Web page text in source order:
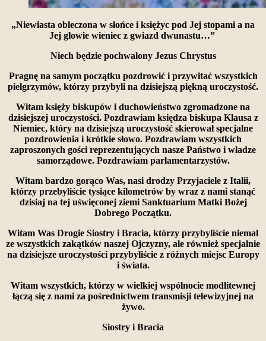
„Niewiasta obleczona w słońce i księżyc pod Jej stopami a na
Jej głowie wieniec z gwiazd dwunastu…”
Niech będzie pochwalony Jezus Chrystus
Pragnę na samym początku pozdrowić i przywitać wszystkich
pielgrzymów, którzy przybyli na dzisiejszą piękną uroczystość.
Witam księży biskupów i duchowieństwo zgromadzone na
dzisiejszej uroczystości. Pozdrawiam księdza biskupa Klausa z
Niemiec, który na dzisiejszą uroczystość skierował specjalne
pozdrowienia i krótkie słowo. Pozdrawiam wszystkich
zaproszonych gości reprezentujących nasze Państwo i władze
samorządowe. Pozdrawiam parlamentarzystów.
Witam bardzo gorąco Was, nasi drodzy Przyjaciele z Italii,
którzy przebyliście tysiące kilometrów by wraz z nami stanąć
dzisiaj na tej uświęconej ziemi Sanktuarium Matki Bożej
Dobrego Początku.
Witam Was Drogie Siostry i Bracia, którzy przybyliście niemal
ze wszystkich zakątków naszej Ojczyzny, ale również specjalnie
na dzisiejsze uroczystości przybyliście z różnych miejsc Europy
i świata.
Witam wszystkich, którzy w wielkiej wspólnocie modlitewnej
łączą się z nami za pośrednictwem transmisji telewizyjnej na
żywo.
Siostry i Bracia